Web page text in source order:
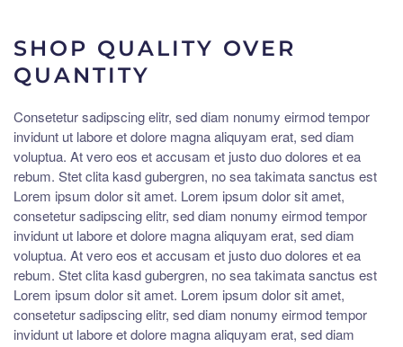
SHOP QUALITY OVER
QUANTITY
Consetetur sadipscing elitr, sed diam nonumy eirmod tempor
invidunt ut labore et dolore magna aliquyam erat, sed diam
voluptua. At vero eos et accusam et justo duo dolores et ea
rebum. Stet clita kasd gubergren, no sea takimata sanctus est
Lorem ipsum dolor sit amet. Lorem ipsum dolor sit amet,
consetetur sadipscing elitr, sed diam nonumy eirmod tempor
invidunt ut labore et dolore magna aliquyam erat, sed diam
voluptua. At vero eos et accusam et justo duo dolores et ea
rebum. Stet clita kasd gubergren, no sea takimata sanctus est
Lorem ipsum dolor sit amet. Lorem ipsum dolor sit amet,
consetetur sadipscing elitr, sed diam nonumy eirmod tempor
invidunt ut labore et dolore magna aliquyam erat, sed diam